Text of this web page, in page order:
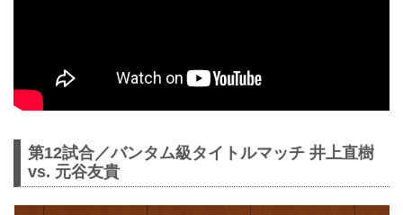
第12試合／バンタム級タイトルマッチ 井上直樹
vs. 元谷友貴